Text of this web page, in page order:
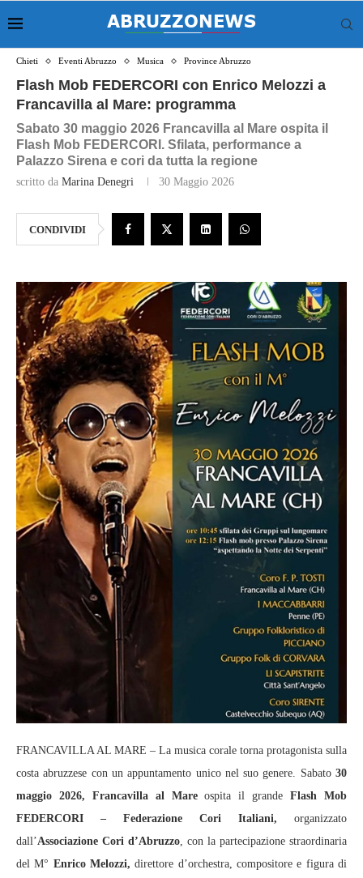
Chieti Eventi Abruzzo Musica Province Abruzzo
Flash Mob FEDERCORI con Enrico Melozzi a
Francavilla al Mare: programma
Sabato 30 maggio 2026 Francavilla al Mare ospita il
Flash Mob FEDERCORI. Sfilata, performance a
Palazzo Sirena e cori da tutta la regione
scritto da Marina Denegri 30 Maggio 2026
CONDIVIDI
FRANCAVILLA AL MARE – La musica corale torna protagonista sulla
costa abruzzese con un appuntamento unico nel suo genere. Sabato 30
maggio 2026, Francavilla al Mareospita il grandeFlash Mob
FEDERCORI – Federazione Cori Italiani, organizzato
dall’Associazione Cori d’Abruzzo , con la partecipazione straordinaria
del M° Enrico Melozzi, direttore d’orchestra, compositore e figura di